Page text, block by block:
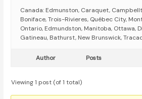
Canada: Edmunston, Caraquet,
Boniface, Trois-Rivieres, Québec City,
Ontario, Edmundston, Manitoba, Ottawa,
Gatineau, Bathurst, New Brunswick,
Author Posts
Viewing 1 post (of 1 total)